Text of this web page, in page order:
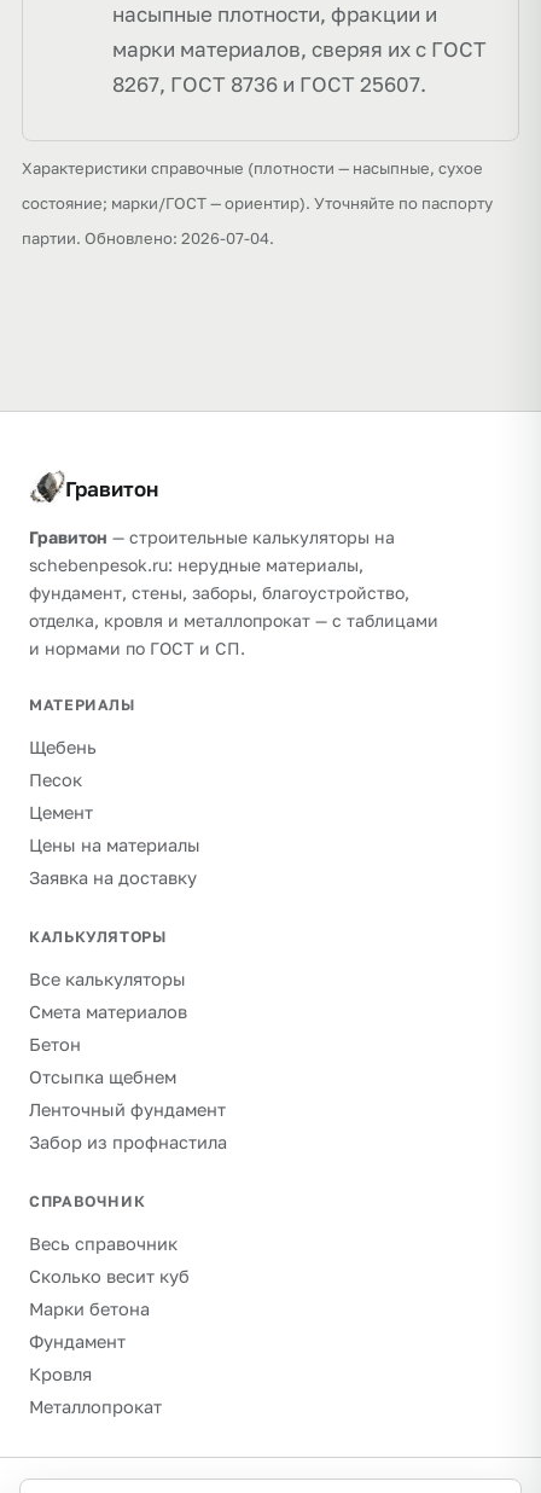
насыпные плотности, фракции и
марки материалов, сверяя их с ГОСТ
8267, ГОСТ 8736 и ГОСТ 25607.
Характеристики справочные (плотности — насыпные, сухое
состояние; марки/ГОСТ — ориентир). Уточняйте по паспорту
партии. Обновлено: 2026-07-04.
Гравитон
Гравитон — строительные калькуляторы на
schebenpesok.ru: нерудные материалы,
фундамент, стены, заборы, благоустройство,
отделка, кровля и металлопрокат — с таблицами
и нормами по ГОСТ и СП.
МАТЕРИАЛЫ
Щебень
Песок
Цемент
Цены на материалы
Заявка на доставку
КАЛЬКУЛЯТОРЫ
Все калькуляторы
Смета материалов
Бетон
Отсыпка щебнем
Ленточный фундамент
Забор из профнастила
СПРАВОЧНИК
Весь справочник
Сколько весит куб
Марки бетона
Фундамент
Кровля
Металлопрокат